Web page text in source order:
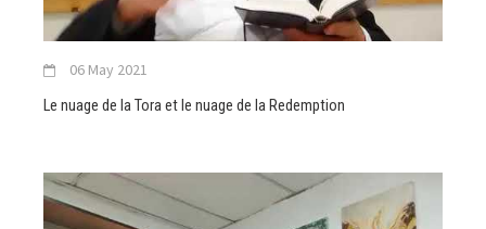
06 May 2021
Le nuage de la Tora et le nuage de la Redemption